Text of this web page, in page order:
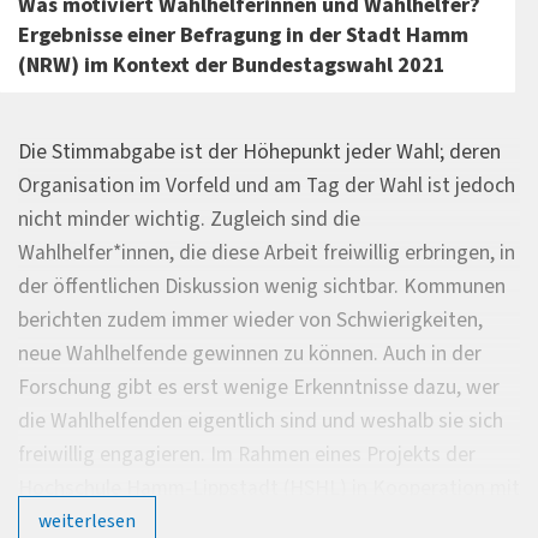
Ergebnisse einer Befragung in der Stadt Hamm
(NRW) im Kontext der Bundestagswahl 2021
Die Stimmabgabe ist der Höhepunkt jeder Wahl; deren
Organisation im Vorfeld und am Tag der Wahl ist jedoch
nicht minder wichtig. Zugleich sind die
Wahlhelfer*innen, die diese Arbeit freiwillig erbringen, in
der öffentlichen Diskussion wenig sichtbar. Kommunen
berichten zudem immer wieder von Schwierigkeiten,
neue Wahlhelfende gewinnen zu können. Auch in der
Forschung gibt es erst wenige Erkenntnisse dazu, wer
die Wahlhelfenden eigentlich sind und weshalb sie sich
freiwillig engagieren. Im Rahmen eines Projekts der
der Stadt Hamm wurden deshalb freiwillige
weiterlesen